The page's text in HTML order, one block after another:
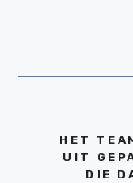
HET
UIT
DIE